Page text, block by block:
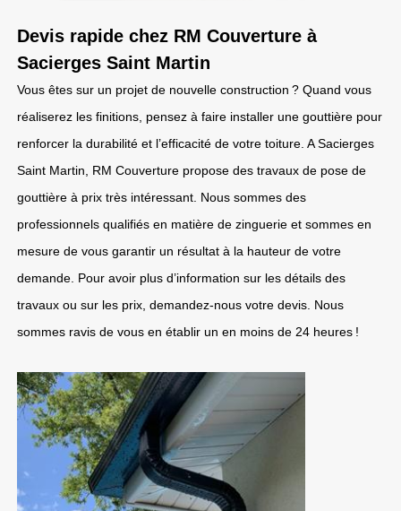
Devis rapide chez RM Couverture à
Sacierges Saint Martin
Vous êtes sur un projet de nouvelle construction ? Quand vous
réaliserez les finitions, pensez à faire installer une gouttière pour
renforcer la durabilité et l’efficacité de votre toiture. A Sacierges
Saint Martin, RM Couverture propose des travaux de pose de
gouttière à prix très intéressant. Nous sommes des
professionnels qualifiés en matière de zinguerie et sommes en
mesure de vous garantir un résultat à la hauteur de votre
demande. Pour avoir plus d’information sur les détails des
travaux ou sur les prix, demandez-nous votre devis. Nous
sommes ravis de vous en établir un en moins de 24 heures !